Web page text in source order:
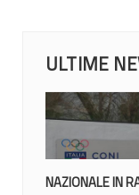
ULTIME
NAZIONALE IN